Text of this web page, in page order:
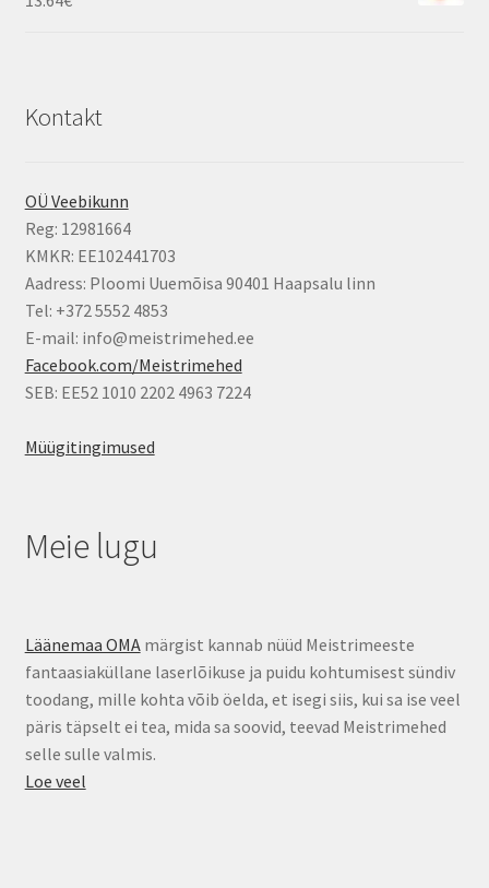
Kontakt
OÜ Veebikunn
Reg: 12981664
KMKR: EE102441703
Aadress: Ploomi Uuemõisa 90401 Haapsalu linn
Tel: +372 5552 4853
E-mail: info@meistrimehed.ee
Facebook.com/Meistrimehed
SEB: EE52 1010 2202 4963 7224
Müügitingimused
Meie lugu
Läänemaa OMAmärgist kannab nüüd Meistrimeeste
fantaasiaküllane laserlõikuse ja puidu kohtumisest sündiv
toodang, mille kohta võib öelda, et isegi siis, kui sa ise veel
päris täpselt ei tea, mida sa soovid, teevad Meistrimehed
selle sulle valmis.
Loe veel